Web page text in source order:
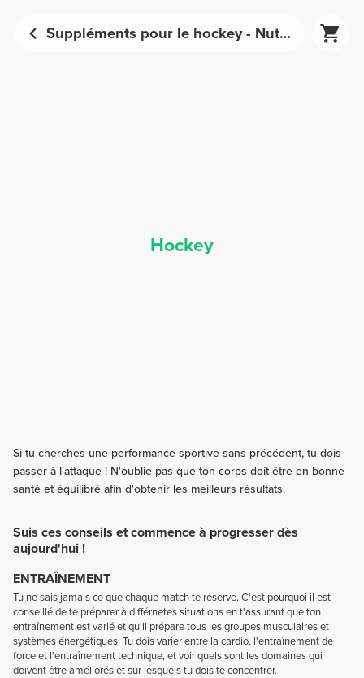
Suppléments pour le hockey - Nutrition sportive | Prozis
Hockey
Si tu cherches une performance sportive sans précédent, tu dois
passer à l'attaque ! N'oublie pas que ton corps doit être en bonne
santé et équilibré afin d'obtenir les meilleurs résultats.
Suis ces conseils et commence à progresser dès
aujourd'hui !
ENTRAÎNEMENT
Tu ne sais jamais ce que chaque match te réserve. C'est pourquoi il est
conseillé de te préparer à différnetes situations en t'assurant que ton
entraînement est varié et qu'il prépare tous les groupes musculaires et
systèmes énergétiques. Tu dois varier entre la cardio, l'entraînement de
force et l'entraînement technique, et voir quels sont les domaines qui
doivent être améliorés et sur lesquels tu dois te concentrer.